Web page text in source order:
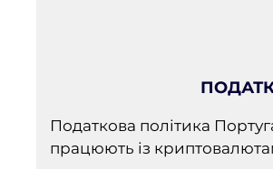
Податкова політика
працюють із